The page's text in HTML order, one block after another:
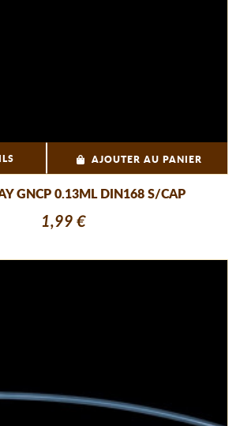
AJOUTER AU PANIER
GNCP 0.13ML DIN168 S/CAP
1,99 €